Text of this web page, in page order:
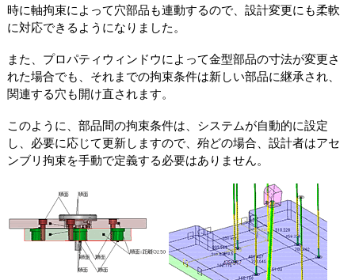
時に軸拘束によって穴部品も連動するので、設計変更にも柔軟
に対応できるようになりました。
また、プロパティウィンドウによって金型部品の寸法が変更さ
れた場合でも、それまでの拘束条件は新しい部品に継承され、
関連する穴も開け直されます。
このように、部品間の拘束条件は、システムが自動的に設定
し、必要に応じて更新しますので、殆どの場合、設計者はアセ
ンブリ拘束を手動で定義する必要はありません。